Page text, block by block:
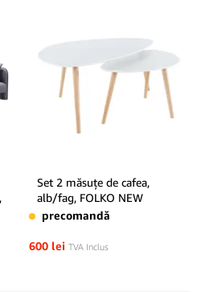
Set 2 măsuţe de cafea,
alb/fag, FOLKO NEW
precomandă
600 lei TVA Inclus